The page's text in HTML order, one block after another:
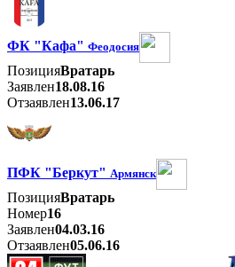
ФК "Кафа" Феодосия
ПозицияВратарь
Заявлен18.08.16
Отзаявлен13.06.17
ПФК "Беркут" Армянск
ПозицияВратарь
Номер16
Заявлен04.03.16
Отзаявлен05.06.16